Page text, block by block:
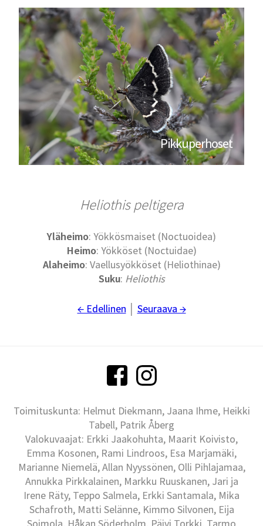
Pikkuperhoset
Heliothis peltigera
Yläheimo: Yökkösmaiset (Noctuoidea)
Heimo: Yökköset (Noctuidae)
Alaheimo: Vaellusyökköset (Heliothinae)
Suku: Heliothis
← Edellinen Seuraava →
Toimituskunta: Helmut Diekmann, Jaana Ihme, Heikki
Tabell, Patrik Åberg
Valokuvaajat: Erkki Jaakohuhta, Maarit Koivisto,
Emma Kosonen, Rami Lindroos, Esa Marjamäki,
Marianne Niemelä, Allan Nyyssönen, Olli Pihlajamaa,
Annukka Pirkkalainen, Markku Ruuskanen, Jari ja
Irene Räty, Teppo Salmela, Erkki Santamala, Mika
Schafroth, Matti Selänne, Kimmo Silvonen, Eija